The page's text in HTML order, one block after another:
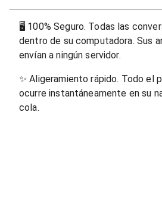
🖥 100% Seguro. Todas las
dentro de su computadora. Sus
envían a ningún servidor.
✨Aligeramiento rápido. Todo el
ocurre instantáneamente en su
cola.